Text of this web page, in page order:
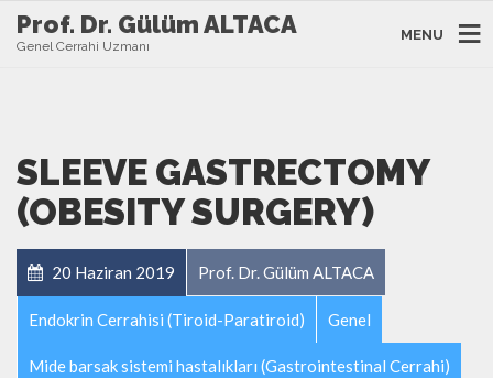
Prof. Dr. Gülüm ALTACA
Genel Cerrahi Uzmanı
MENU
SLEEVE GASTRECTOMY
(OBESITY SURGERY)
20 Haziran 2019 Prof. Dr. Gülüm ALTACA
Endokrin Cerrahisi (Tiroid-Paratiroid) Genel
Mide barsak sistemi hastalıkları (Gastrointestinal Cerrahi)